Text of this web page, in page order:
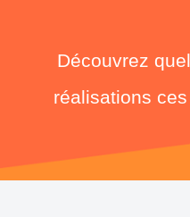
Découvrez
réalisations